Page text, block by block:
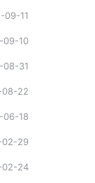
09-11
09-10
08-31
22
06-18
29
24